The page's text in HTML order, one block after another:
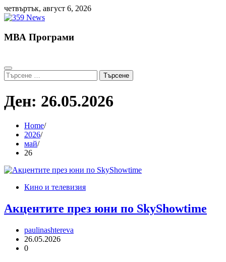
Skip
to
четвъртък, август 6, 2026
МВА Програми
Търсене
за:
Ден: 26.05.2026
Home
2026
май
26
Кино и телевизия
Акцентите през юни по SkyShowtime
paulinashtereva
26.05.2026
0